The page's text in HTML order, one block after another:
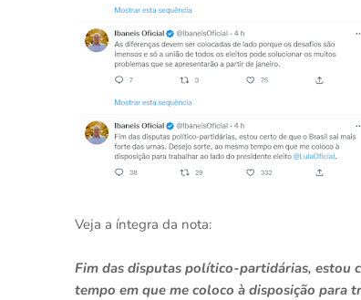
Veja a íntegra da nota:
Fim das disputas político-partidárias, estou
tempo em que me coloco à disposição para